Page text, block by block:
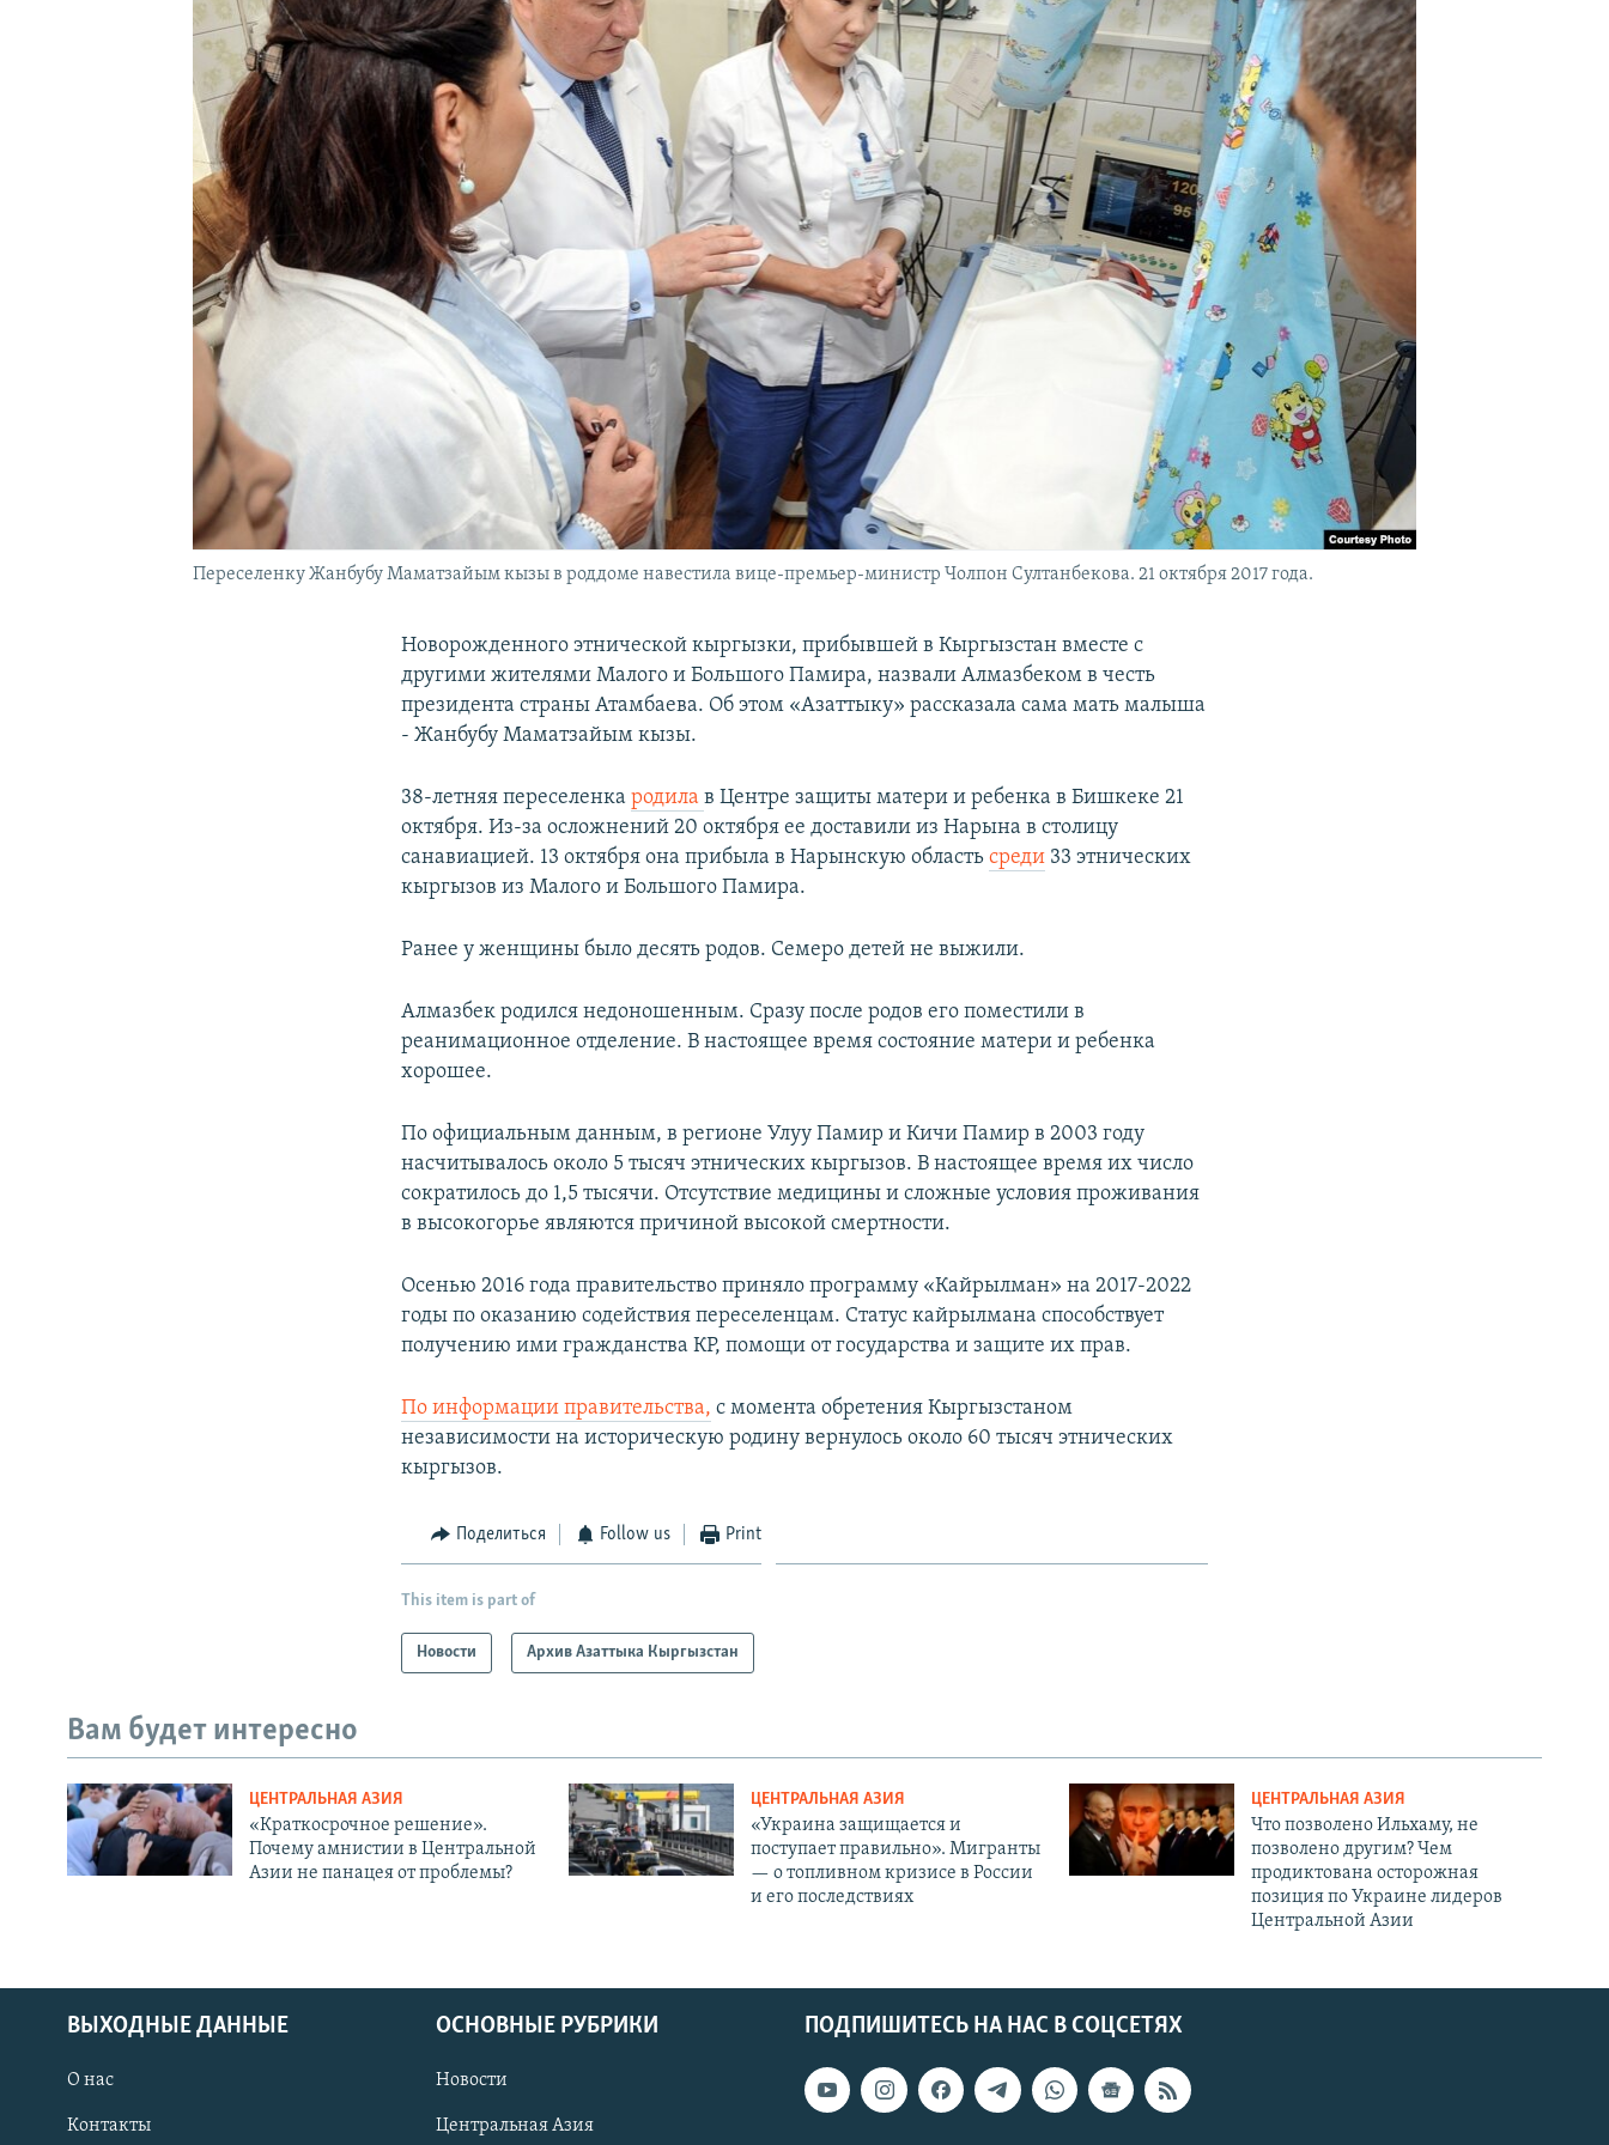
Переселенку Жанбубу Маматзайым кызы в роддоме навестила вице-премьер-министр Чолпон Султанбекова. 21 октября 2017 года.
Новорожденного этнической кыргызки, прибывшей в Кыргызстан вместе с
другими жителями Малого и Большого Памира, назвали Алмазбеком в честь
президента страны Атамбаева. Об этом «Азаттыку» рассказала сама мать малыша
- Жанбубу Маматзайым кызы.
38-летняя переселенкародилав Центре защиты матери и ребенка в Бишкеке 21
октября. Из-за осложнений 20 октября ее доставили из Нарына в столицу
санавиацией. 13 октября она прибыла в Нарынскую областьсреди 33 этнических
кыргызов из Малого и Большого Памира.
Ранее у женщины было десять родов. Семеро детей не выжили.
Алмазбек родился недоношенным. Сразу после родов его поместили в
реанимационное отделение. В настоящее время состояние матери и ребенка
хорошее.
По официальным данным, в регионе Улуу Памир и Кичи Памир в 2003 году
насчитывалось около 5 тысяч этнических кыргызов. В настоящее время их число
сократилось до 1,5 тысячи. Отсутствие медицины и сложные условия проживания
в высокогорье являются причиной высокой смертности.
Осенью 2016 года правительство приняло программу «Кайрылман» на 2017-2022
годы по оказанию содействия переселенцам. Статус кайрылмана способствует
получению ими гражданства КР, помощи от государства и защите их прав.
По информации правительства, с момента обретения Кыргызстаном
независимости на историческую родину вернулось около 60 тысяч этнических
кыргызов.
Поделиться Follow us Print
This item is part of
Новости Архив Азаттыка Кыргызстан
Вам будет интересно
ЦЕНТРАЛЬНАЯ АЗИЯ
«Краткосрочное решение».
Почему амнистии в Центральной
Азии не панацея от проблемы?
ЦЕНТРАЛЬНАЯ АЗИЯ
«Украина защищается и
поступает правильно». Мигранты
— о топливном кризисе в России
и его последствиях
ЦЕНТРАЛЬНАЯ АЗИЯ
Что позволено Ильхаму, не
позволено другим? Чем
продиктована осторожная
позиция по Украине лидеров
Центральной Азии
ПОДПИШИТЕСЬ НА НАС В СОЦСЕТЯХ
ВЫХОДНЫЕ ДАННЫЕ
О нас
Контакты
ОСНОВНЫЕ РУБРИКИ
Новости
Центральная Азия